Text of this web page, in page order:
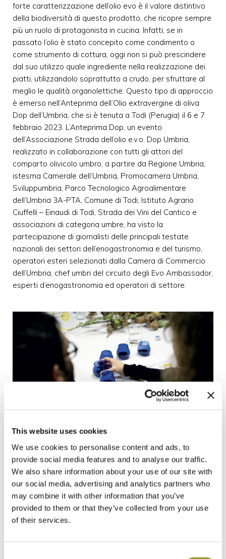
This website uses cookies
We use cookies to personalise content and ads, to
provide social media features and to analyse our traffic.
We also share information about your use of our site with
our social media, advertising and analytics partners who
may combine it with other information that you’ve
provided to them or that they’ve collected from your use
of their services.
forte caratterizzazione dell’olio evo è il valore distintivo
della biodiversità di questo prodotto, che ricopre sempre
più un ruolo di protagonista in cucina. Infatti, se in
passato l’olio è stato concepito come condimento o
come strumento di cottura, oggi non si può prescindere
dal suo utilizzo quale ingrediente nella realizzazione dei
piatti, utilizzandolo soprattutto a crudo, per sfruttare al
meglio le qualità organolettiche. Questo tipo di approccio
è emerso nell’Anteprima dell’Olio extravergine di oliva
Dop dell’Umbria, che si è tenuta a Todi (Perugia) il 6 e 7
febbraio 2023. L’Anteprima Dop, un evento
dell’Associazione Strada dell’olio e.v.o. Dop Umbria,
realizzato in collaborazione con tutti gli attori del
comparto olivicolo umbro, a partire da Regione Umbria,
istesma Camerale dell’Umbria, Promocamera Umbria,
Sviluppumbria, Parco Tecnologico Agroalimentare
dell’Umbria 3A-PTA, Comune di Todi, Istituto Agrario
Ciuffelli – Einaudi di Todi, Strada dei Vini del Cantico e
associazioni di categoria umbre, ha visto la
partecipazione di giornalisti delle principali testate
nazionali dei settori dell’enogastronomia e del turismo,
operatori esteri selezionati dalla Camera di Commercio
dell’Umbria, chef umbri del circuito degli Evo Ambassador,
esperti d’enogastronomia ed operatori di settore.
La splendida sala affrescata del Museo Pinacoteca del
Comune è stata lo scenario del panel test, una grande
sessione di assaggio di Olio e.v.o. Dop Umbria guidata da
Angela Canale, capo panel del Premio Regionale “Oro